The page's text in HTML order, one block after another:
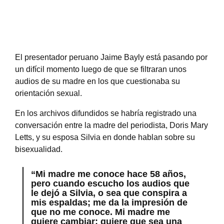
El presentador peruano Jaime Bayly está pasando por
un difícil momento luego de que se filtraran unos
audios de su madre en los que cuestionaba su
orientación sexual.
En los archivos difundidos se habría registrado una
conversación entre la madre del periodista, Doris Mary
Letts, y su esposa Silvia en donde hablan sobre su
bisexualidad.
“Mi madre me conoce hace 58 años,
pero cuando escucho los audios que
le dejó a Silvia, o sea que conspira a
mis espaldas; me da la impresión de
que no me conoce. Mi madre me
quiere cambiar; quiere que sea una